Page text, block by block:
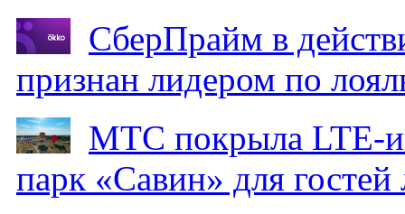
СберПрайм в
признан лидером по
МТС покрыла LTE-
парк «Савин» для гостей